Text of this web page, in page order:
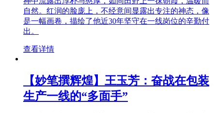
自然。红润的脸庞上，不经意间显露出专注的神态，像
是一幅画卷，描绘了他近30年坚守在一线岗位的辛勤付
出。
查看详情
【妙笔撰辉煌】王玉芳：奋战在包装
生产一线的“多面手”